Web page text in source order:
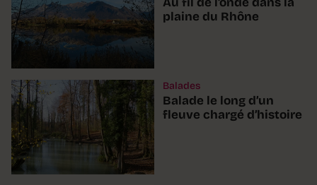
plaine du Rhône
Balades
Balade le long d’un
fleuve chargé d’histoire